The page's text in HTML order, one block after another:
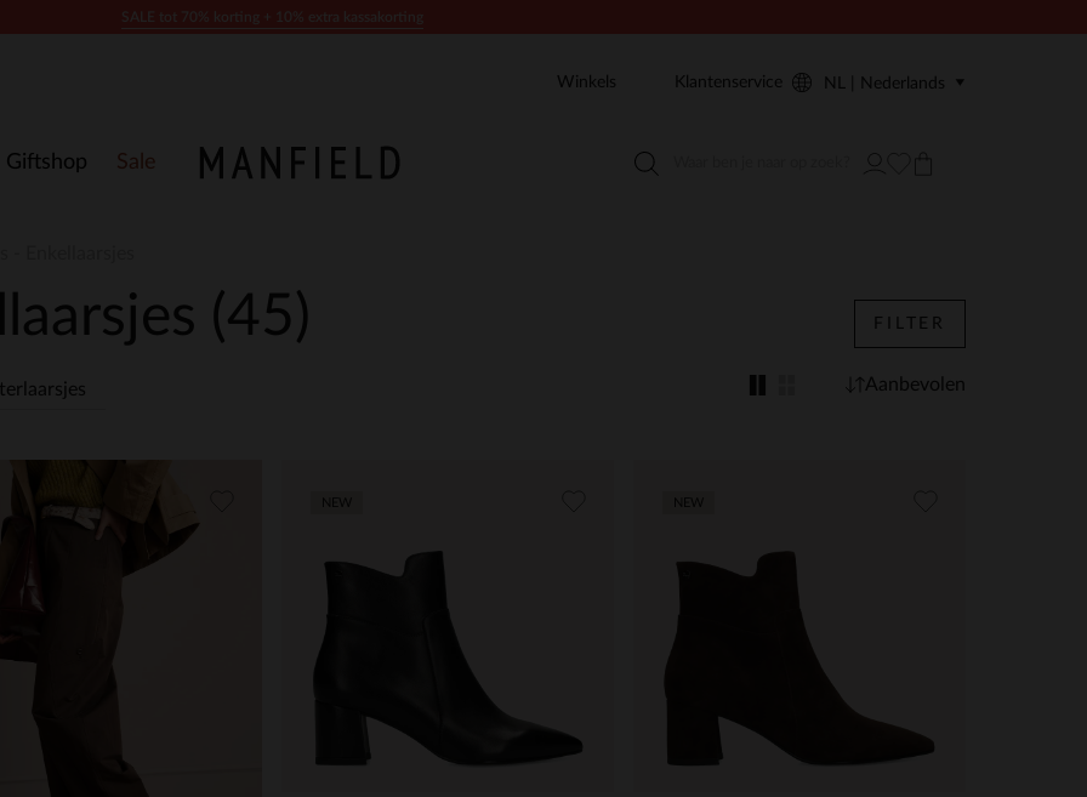
Giftshop Sale
Winkels Klantenservice NL | Nederlands
(45) FILTER
Aanbevolen